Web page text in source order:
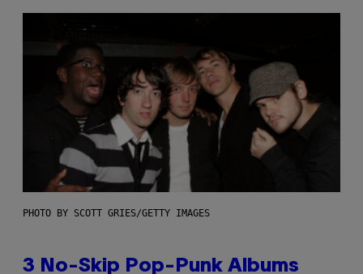
PHOTO BY SCOTT GRIES/GETTY IMAGES
3 No-Skip Pop-Punk Albums